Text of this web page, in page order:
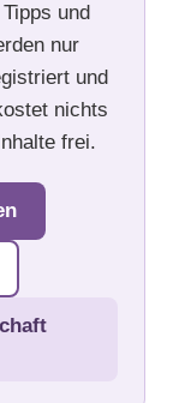
und
nur
und
nichts
frei.